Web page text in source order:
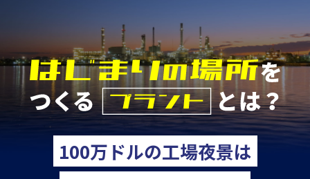
100万ドルの工場夜景は